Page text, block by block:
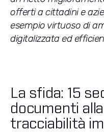
offerti a cittadini e
esempio virtuoso di
digitalizzata ed
La sfida: 15
documenti
tracciabilità